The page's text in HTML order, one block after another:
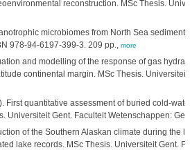
reconstruction. MSc Thesis.
microbiomes from North Sea sediment.
978-94-6197-399-3. 209 pp., more
and modelling of the response of gas
continental margin. MSc Thesis.
First quantitative assessment of buried cold-
Universiteit Gent. Faculteit Wetenschappen:
of the Southern Alaskan climate during the
lake records. MSc Thesis. Universiteit Gent.